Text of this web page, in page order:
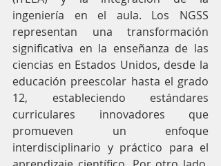
ingeniería en el aula. Los NGSS
representan una transformación
significativa en la enseñanza de las
ciencias en Estados Unidos, desde la
educación preescolar hasta el grado
12, estableciendo estándares
curriculares innovadores que
promueven un enfoque
interdisciplinario y práctico para el